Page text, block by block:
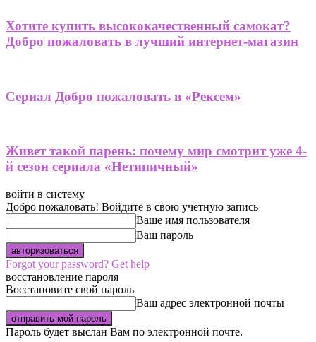
Хотите купить высококачественный самокат?
Добро пожаловать в лучший интернет-магазин
Сериал Добро пожаловать в «Рексем»
Живет такой парень: почему мир смотрит уже 4-
й сезон сериала «Нетипичный»
войти в систему
Добро пожаловать! Войдите в свою учётную запись
Ваше имя пользователя
Ваш пароль
Forgot your password? Get help
восстановление пароля
Восстановите свой пароль
Ваш адрес электронной почты
Пароль будет выслан Вам по электронной почте.